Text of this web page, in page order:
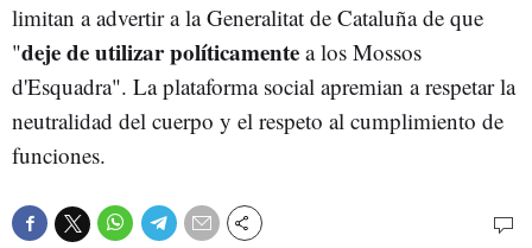
limitan a advertir a la Generalitat de Cataluña de que
"deje de utilizar políticamente a los Mossos
d'Esquadra". La plataforma social apremian a respetar la
neutralidad del cuerpo y el respeto al cumplimiento de
funciones.